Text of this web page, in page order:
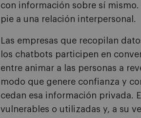
con información sobre sí
pie a una relación interpersonal.
Las empresas que recopilan
los chatbots participen en
entre animar a las personas a
modo que genere confianza y
cedan esa información privada.
vulnerables o utilizadas y, a su